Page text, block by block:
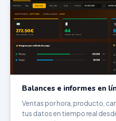
Balances e informes en
Ventas por hora, producto,
tus datos en tiempo real